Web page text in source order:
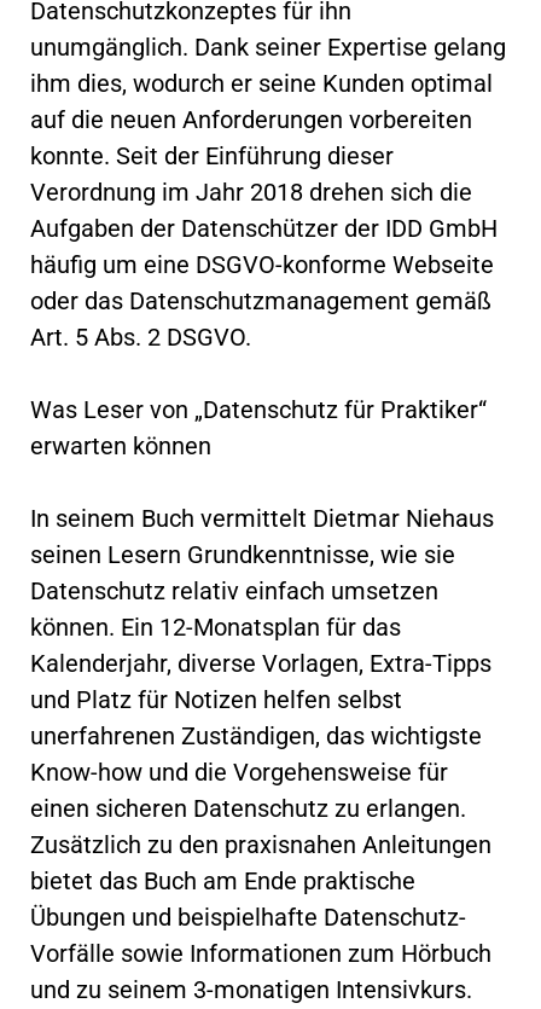
Datenschutzkonzeptes für ihn
unumgänglich. Dank seiner Expertise gelang
ihm dies, wodurch er seine Kunden optimal
auf die neuen Anforderungen vorbereiten
konnte. Seit der Einführung dieser
Verordnung im Jahr 2018 drehen sich die
Aufgaben der Datenschützer der IDD GmbH
häufig um eine DSGVO-konforme Webseite
oder das Datenschutzmanagement gemäß
Art. 5 Abs. 2 DSGVO.
Was Leser von „Datenschutz für Praktiker“
erwarten können
In seinem Buch vermittelt Dietmar Niehaus
seinen Lesern Grundkenntnisse, wie sie
Datenschutz relativ einfach umsetzen
können. Ein 12-Monatsplan für das
Kalenderjahr, diverse Vorlagen, Extra-Tipps
und Platz für Notizen helfen selbst
unerfahrenen Zuständigen, das wichtigste
Know-how und die Vorgehensweise für
einen sicheren Datenschutz zu erlangen.
Zusätzlich zu den praxisnahen Anleitungen
bietet das Buch am Ende praktische
Übungen und beispielhafte Datenschutz-
Vorfälle sowie Informationen zum Hörbuch
und zu seinem 3-monatigen Intensivkurs.